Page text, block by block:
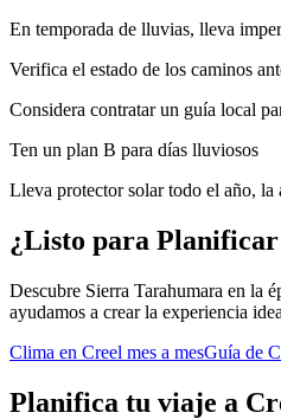
En temporada de lluvias, lleva
Verifica el estado de los caminos
Considera contratar un guía local
Ten un plan B para días lluviosos
Lleva protector solar todo el año,
¿Listo para
Descubre Sierra Tarahumara en la
ayudamos a crear la experiencia
Clima en Creel mes a mesGuía de
Planifica tu viaje a